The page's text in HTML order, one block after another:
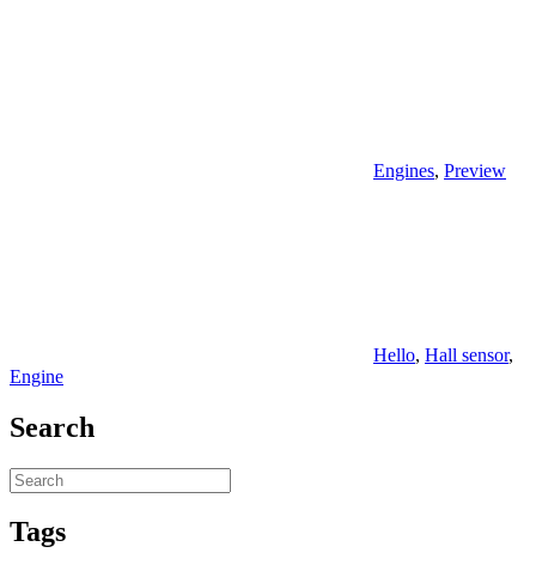
Engines, Preview
Hello, Hall sensor,
Engine
Search
Search
for:
Search
Tags